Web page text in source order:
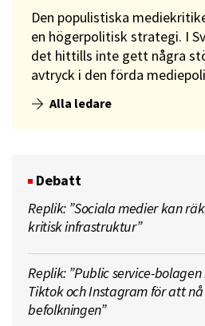
Den populistiska
en högerpolitisk strategi. I
det hittills inte gett några
avtryck i den förda
Alla ledare
Debatt
Replik: ”Sociala medier kan
kritisk infrastruktur”
Replik: ”Public service-
Tiktok och Instagram för att
befolkningen”